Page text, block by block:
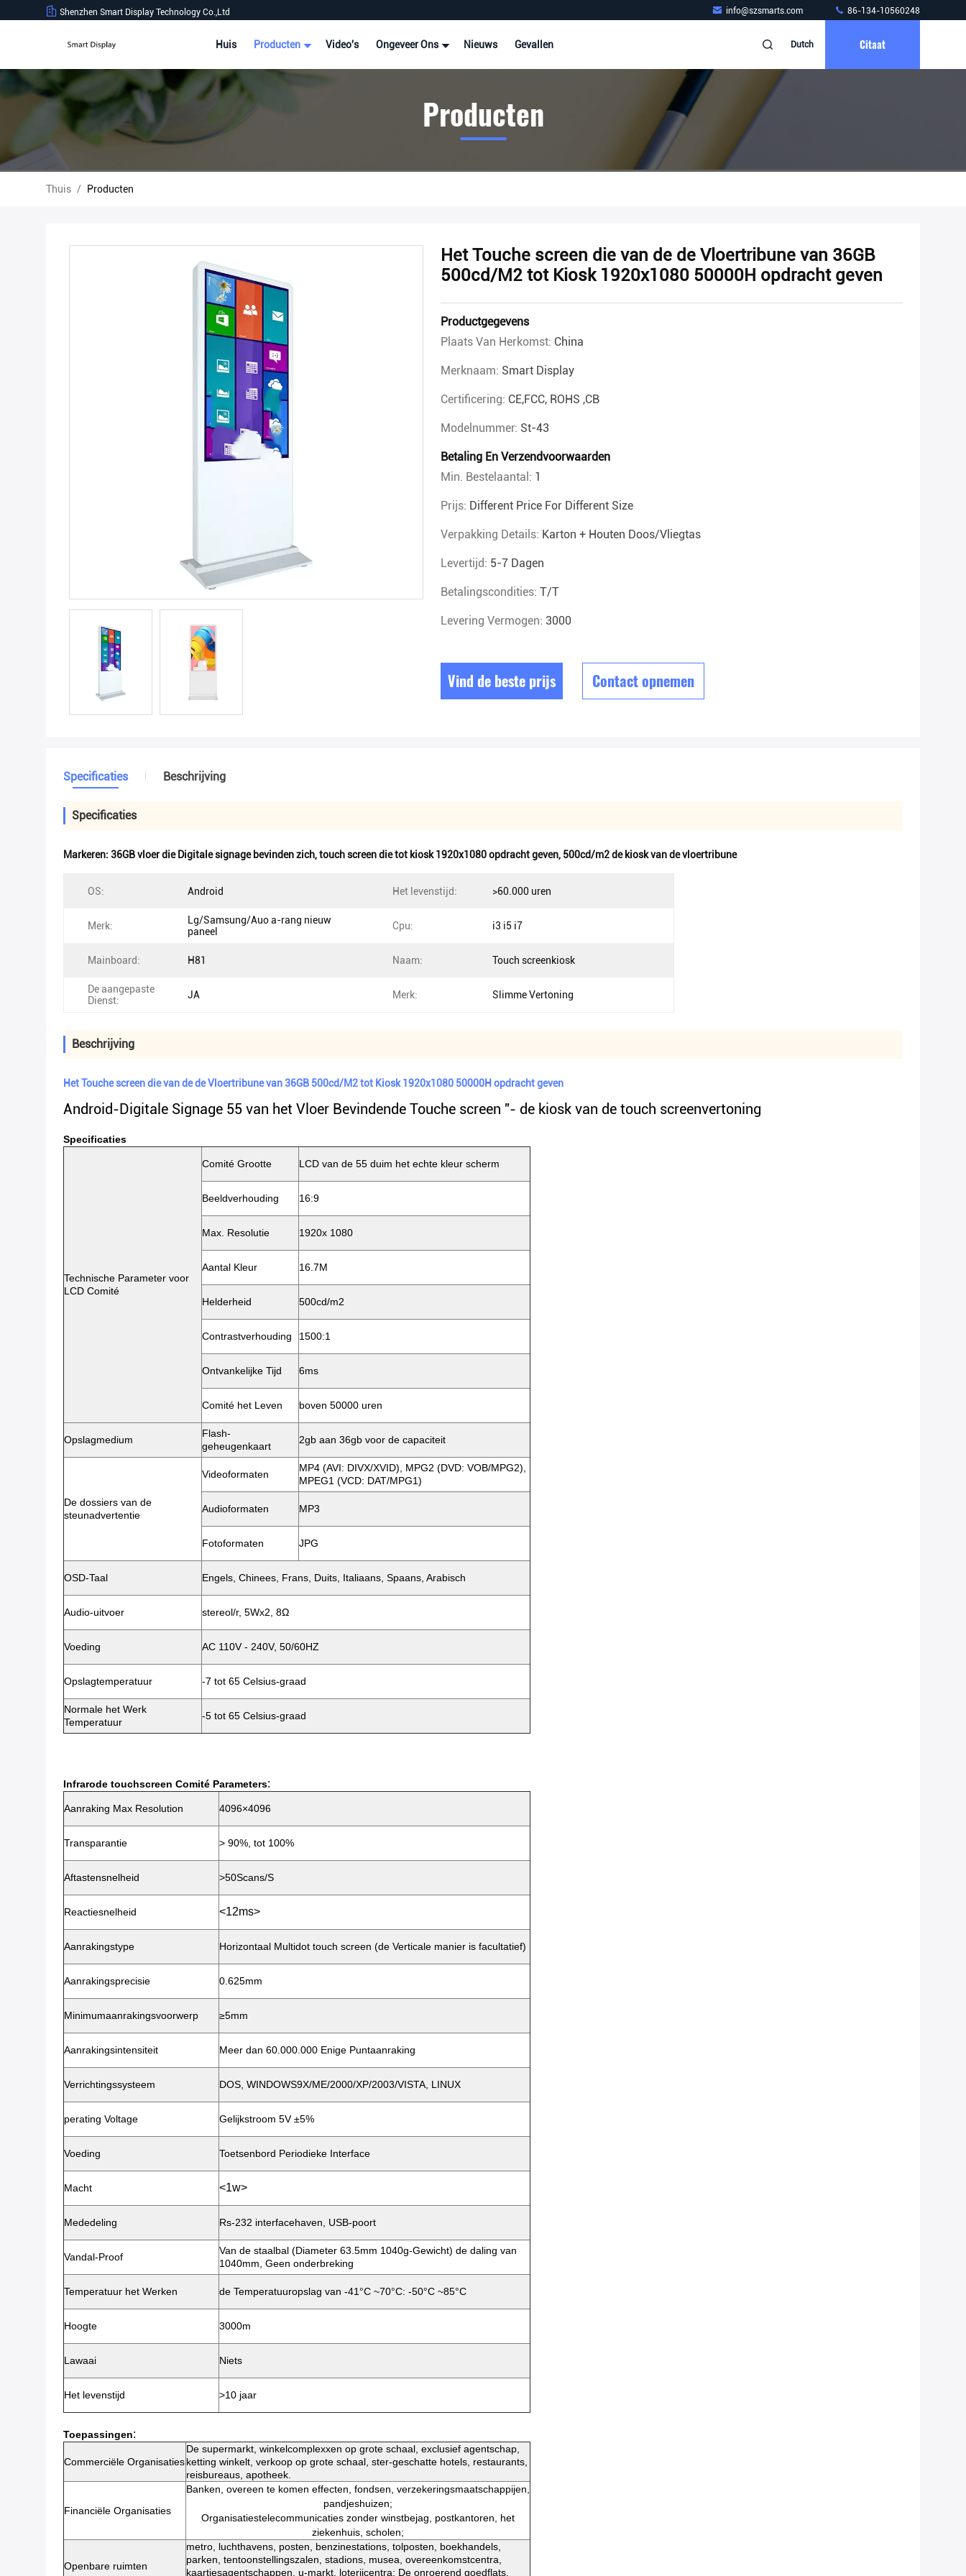
Shenzhen Smart Display Technology Co.,Ltd info@szsmarts.com 86-134-10560248
Huis Producten Video's Ongeveer Ons Nieuws Gevallen Dutch Citaat
Producten
Thuis / Producten
Het Touche screen die van de de Vloertribune van 36GB
500cd/M2 tot Kiosk 1920x1080 50000H opdracht geven
Productgegevens
Plaats Van Herkomst: China
Merknaam: Smart Display
Certificering: CE,FCC, ROHS ,CB
Modelnummer: St-43
Betaling En Verzendvoorwaarden
Min. Bestelaantal: 1
Prijs: Different Price For Different Size
Verpakking Details: Karton + Houten Doos/vliegtas
Levertijd: 5-7 Dagen
Betalingscondities: T/T
Levering Vermogen: 3000
Vind de beste prijs Contact opnemen
Specificaties Beschrijving
Specificaties
Markeren: 36GB vloer die Digitale signage bevinden zich,touch screen die tot kiosk 1920x1080 opdracht geven, 500cd/m2 de kiosk van de vloertribune
OS: Android Het levenstijd: >60.000 uren
Merk:
Lg/Samsung/Auo a-rang nieuw
paneel
Cpu: i3 i5 i7
Mainboard: H81 Naam: Touch screenkiosk
De aangepaste
Dienst:
JA Merk: Slimme Vertoning
Beschrijving
Het Touche screen die van de de Vloertribune van 36GB 500cd/M2 tot Kiosk 1920x1080 50000H opdracht geven
Android-Digitale Signage 55 van het Vloer Bevindende Touche screen ''- de kiosk van de touch screenvertoning
Specificaties
Technische Parameter voor
LCD Comité
Comité Grootte LCD van de 55 duim het echte kleur scherm
Beeldverhouding 16:9
Max. Resolutie 1920x 1080
Aantal Kleur 16.7M
Helderheid 500cd/m2
Contrastverhouding 1500:1
Ontvankelijke Tijd 6ms
Comité het Leven boven 50000 uren
Opslagmedium
Flash-
geheugenkaart
2gb aan 36gb voor de capaciteit
De dossiers van de
steunadvertentie
Videoformaten
MP4 (AVI: DIVX/XVID), MPG2 (DVD: VOB/MPG2),
MPEG1 (VCD: DAT/MPG1)
Audioformaten MP3
Fotoformaten JPG
OSD-Taal Engels, Chinees, Frans, Duits, Italiaans, Spaans, Arabisch
Audio-uitvoer stereol/r, 5Wx2, 8Ω
Voeding AC 110V - 240V, 50/60HZ
Opslagtemperatuur -7 tot 65 Celsius-graad
Normale het Werk
Temperatuur
-5 tot 65 Celsius-graad
Infrarode touchscreen Comité Parameters:
Aanraking Max Resolution 4096×4096
Transparantie > 90%, tot 100%
Aftastensnelheid >50Scans/S
Reactiesnelheid <12ms>
Aanrakingstype Horizontaal Multidot touch screen (de Verticale manier is facultatief)
Aanrakingsprecisie 0.625mm
Minimumaanrakingsvoorwerp ≥5mm
Aanrakingsintensiteit Meer dan 60.000.000 Enige Puntaanraking
Verrichtingssysteem DOS, WINDOWS9X/ME/2000/XP/2003/VISTA, LINUX
perating Voltage Gelijkstroom 5V ±5%
Voeding Toetsenbord Periodieke Interface
Macht <1w>
Mededeling Rs-232 interfacehaven, USB-poort
Vandal-Proof
Van de staalbal (Diameter 63.5mm 1040g-Gewicht) de daling van
1040mm, Geen onderbreking
Temperatuur het Werken de Temperatuuropslag van -41°C ~70°C: -50°C ~85°C
Hoogte 3000m
Lawaai Niets
Het levenstijd >10 jaar
Toepassingen:
Commerciële Organisaties
De supermarkt, winkelcomplexxen op grote schaal, exclusief agentschap,
ketting winkelt, verkoop op grote schaal, ster-geschatte hotels, restaurants,
reisbureaus, apotheek.
Financiële Organisaties
Banken, overeen te komen effecten, fondsen, verzekeringsmaatschappijen,
pandjeshuizen;
Organisatiestelecommunicaties zonder winstbejag, postkantoren, het
ziekenhuis, scholen;
Openbare ruimten
metro, luchthavens, posten, benzinestations, tolposten, boekhandels,
parken, tentoonstellingszalen, stadions, musea, overeenkomstcentra,
kaartjesagentschappen, u-markt, loterijcentra; De onroerend goedflats,